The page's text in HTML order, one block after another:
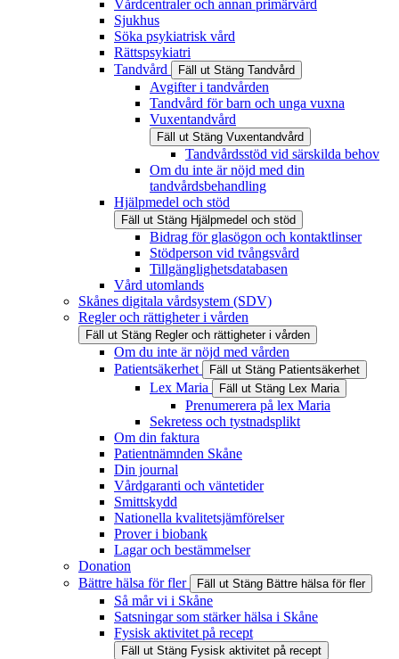
Vårdcentraler och annan primärvård
Sjukhus
Söka psykiatrisk vård
Rättspsykiatri
Tandvård
Fäll ut Stäng Tandvård
Avgifter i tandvården
Tandvård för barn och unga vuxna
Vuxentandvård
Fäll ut Stäng Vuxentandvård
Tandvårdsstöd vid särskilda behov
Om du inte är nöjd med din
tandvårdsbehandling
Hjälpmedel och stöd
Fäll ut Stäng Hjälpmedel och stöd
Bidrag för glasögon och kontaktlinser
Stödperson vid tvångsvård
Tillgänglighetsdatabasen
Vård utomlands
Skånes digitala vårdsystem (SDV)
Regler och rättigheter i vården
Fäll ut Stäng Regler och rättigheter i vården
Om du inte är nöjd med vården
Patientsäkerhet
Fäll ut Stäng Patientsäkerhet
Lex Maria Fäll ut Stäng Lex Maria
Prenumerera på lex Maria
Sekretess och tystnadsplikt
Om din faktura
Patientnämnden Skåne
Din journal
Vårdgaranti och väntetider
Smittskydd
Nationella kvalitetsjämförelser
Prover i biobank
Lagar och bestämmelser
Donation
Bättre hälsa för fler
Fäll ut Stäng Bättre hälsa för fler
Så mår vi i Skåne
Satsningar som stärker hälsa i Skåne
Fysisk aktivitet på recept
Fäll ut Stäng Fysisk aktivitet på recept